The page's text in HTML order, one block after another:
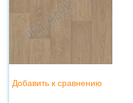
Добавить к сравнению